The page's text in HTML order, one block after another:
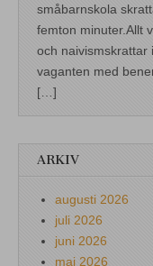
småbarnskola
femton minuter.Allt
och naivismskrattar
vaganten med
[…]
ARKIV
augusti 2026
juli 2026
juni 2026
maj 2026